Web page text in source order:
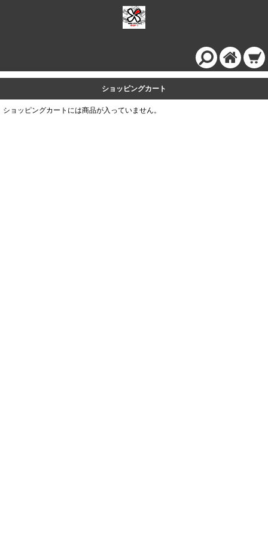
ショッピングカート
ショッピングカートには商品が入っていません。